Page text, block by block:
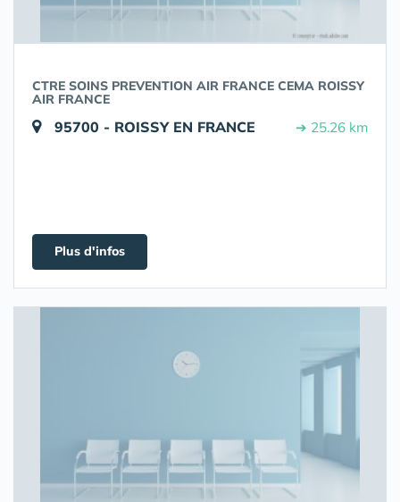
CTRE SOINS PREVENTION AIR FRANCE CEMA ROISSY
AIR FRANCE
95700 - ROISSY EN FRANCE ➔ 25.26 km
Plus d'infos